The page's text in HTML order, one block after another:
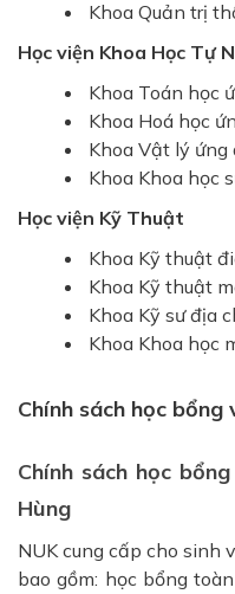
Khoa Quản trị
Học viện Khoa Học Tự
Khoa Toán học
Khoa Hoá học
Khoa Vật lý ứng
Khoa Khoa học
Học viện Kỹ Thuật
Khoa Kỹ thuật
Khoa Kỹ thuật
Khoa Kỹ sư địa
Khoa Khoa học
Chính sách học
Chính sách học
Hùng
NUK cung cấp cho sinh
bao gồm: học bổng